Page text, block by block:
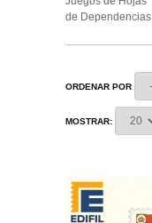
de Dependencias
ORDENAR POR
MOSTRAR: